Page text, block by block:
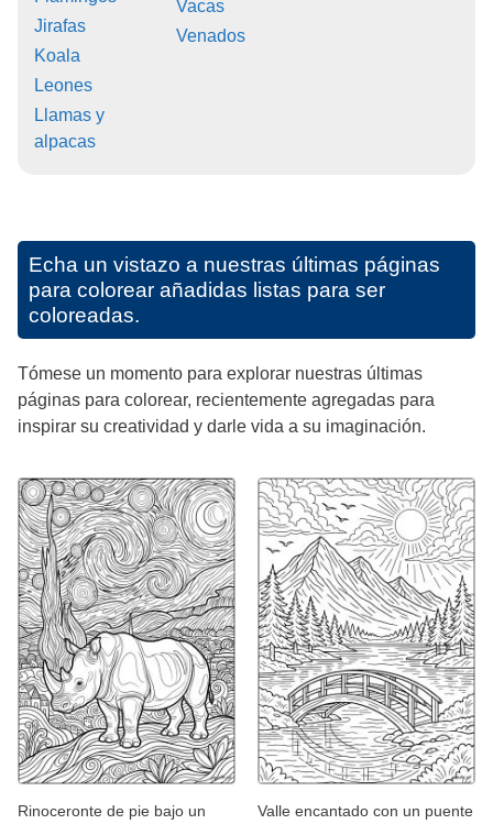
Jirafas
Koala
Leones
Llamas y
alpacas
Vacas
Venados
Echa un vistazo a nuestras últimas páginas
para colorear añadidas listas para ser
coloreadas.
Tómese un momento para explorar nuestras últimas
páginas para colorear, recientemente agregadas para
inspirar su creatividad y darle vida a su imaginación.
Rinoceronte de pie bajo un
Valle encantado con un puente